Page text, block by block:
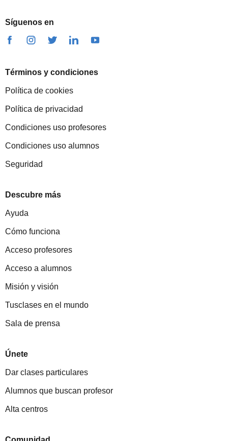
Síguenos en
Términos y condiciones
Política de cookies
Política de privacidad
Condiciones uso profesores
Condiciones uso alumnos
Seguridad
Descubre más
Ayuda
Cómo funciona
Acceso profesores
Acceso a alumnos
Misión y visión
Tusclases en el mundo
Sala de prensa
Únete
Dar clases particulares
Alumnos que buscan profesor
Alta centros